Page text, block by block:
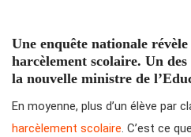
Une enquête nationale
harcèlement scolaire. Un
la nouvelle ministre de
En moyenne, plus d’un élève par
harcèlement scolaire. C’est ce